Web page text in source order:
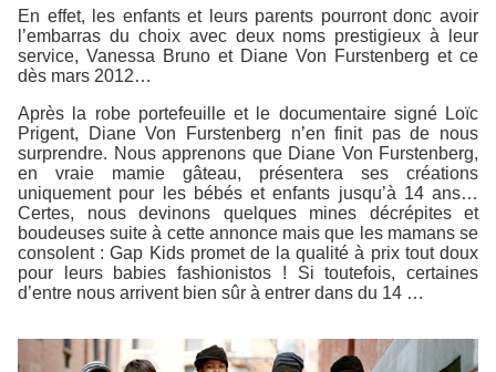
En effet, les enfants et leurs parents pourront donc avoir
l’embarras du choix avec deux noms prestigieux à leur
service, Vanessa Bruno et Diane Von Furstenberg et ce
dès mars 2012…
Après la robe portefeuille et le documentaire signé Loïc
Prigent, Diane Von Furstenberg n’en finit pas de nous
surprendre. Nous apprenons que Diane Von Furstenberg,
en vraie mamie gâteau, présentera ses créations
uniquement pour les bébés et enfants jusqu’à 14 ans…
Certes, nous devinons quelques mines décrépites et
boudeuses suite à cette annonce mais que les mamans se
consolent : Gap Kids promet de la qualité à prix tout doux
pour leurs babies fashionistos ! Si toutefois, certaines
d’entre nous arrivent bien sûr à entrer dans du 14 …